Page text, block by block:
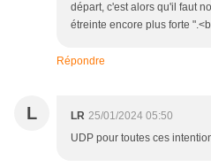
départ, c'est alors qu'il faut
étreinte encore plus forte
Répondre
L LR 25/01/2024 05:50
UDP pour toutes ces